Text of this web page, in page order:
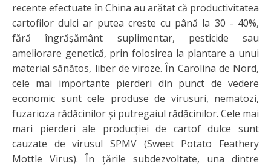
recente efectuate în China au arătat că productivitatea
cartofilor dulci ar putea creste cu până la 30 - 40%,
fără îngrășământ suplimentar, pesticide sau
ameliorare genetică, prin folosirea la plantare a unui
material sănătos, liber de viroze. În Carolina de Nord,
cele mai importante pierderi din punct de vedere
economic sunt cele produse de virusuri, nematozi,
fuzarioza rădăcinilor și putregaiul rădăcinilor. Cele mai
mari pierderi ale producţiei de cartof dulce sunt
cauzate de virusul SPMV (Sweet Potato Feathery
Mottle Virus). În țările subdezvoltate, una dintre